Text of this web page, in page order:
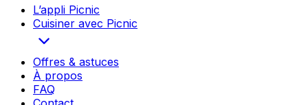
L’appli Picnic
Cuisiner avec Picnic
Offres & astuces
À propos
FAQ